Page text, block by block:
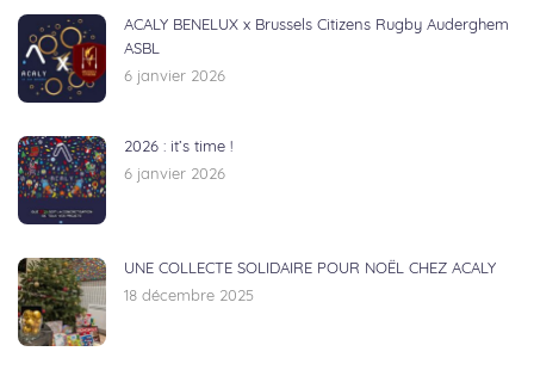
ACALY BENELUX x Brussels Citizens Rugby Auderghem
ASBL
6 janvier 2026
2026 : it’s time !
6 janvier 2026
UNE COLLECTE SOLIDAIRE POUR NOËL CHEZ ACALY
18 décembre 2025